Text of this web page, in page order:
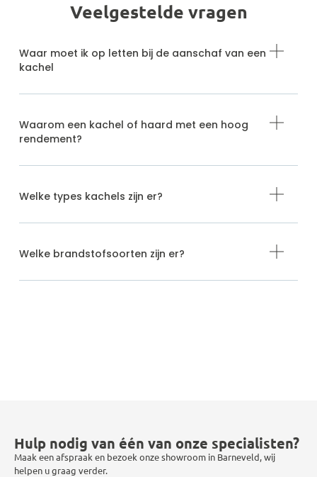
Veelgestelde vragen
Waar moet ik op letten bij de aanschaf van een
kachel
Waarom een kachel of haard met een hoog
rendement?
Welke types kachels zijn er?
Welke brandstofsoorten zijn er?
Hulp nodig van één van onze specialisten?
Maak een afspraak en bezoek onze showroom in Barneveld, wij
helpen u graag verder.